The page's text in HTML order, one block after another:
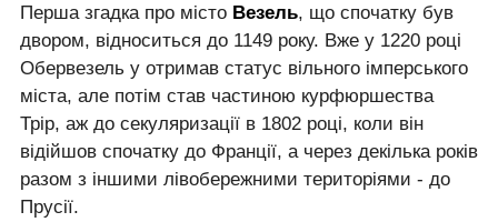
Перша згадка про місто Везель, що спочатку був
двором, відноситься до 1149 року. Вже у 1220 році
Обервезель у отримав статус вільного імперського
міста, але потім став частиною курфюршества
Трір, аж до секуляризації в 1802 році, коли він
відійшов спочатку до Франції, а через декілька років
разом з іншими лівобережними територіями - до
Прусії.